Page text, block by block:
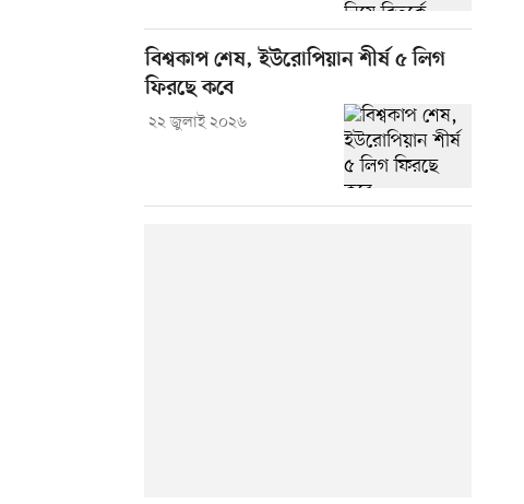
বিশ্বকাপ শেষ, ইউরোপিয়ান শীর্ষ ৫ লিগ
ফিরছে কবে
২২ জুলাই ২০২৬